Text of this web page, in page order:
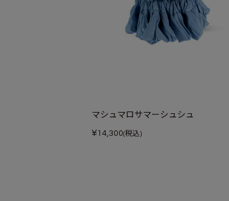
マシュマロサマーシュシュ
¥14,300(税込)